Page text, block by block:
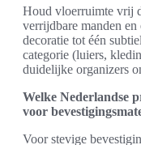
Houd vloerruimte vrij
verrijdbare manden
decoratie tot één
categorie (luiers,
duidelijke organizers
Welke Nederlandse
voor
Voor stevige